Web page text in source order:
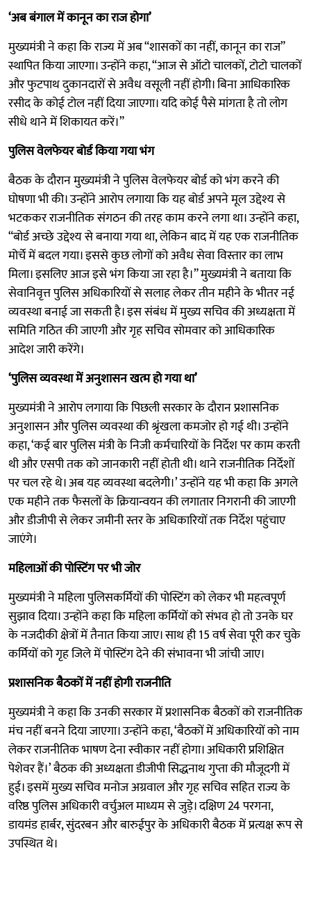
‘अब बंगाल में कानून का राज होगा’
मुख्यमंत्री ने कहा कि राज्य में अब “शासकों का नहीं, कानून का राज”
स्थापित किया जाएगा। उन्होंने कहा, “आज से ऑटो चालकों, टोटो चालकों
और फुटपाथ दुकानदारों से अवैध वसूली नहीं होगी। बिना आधिकारिक
रसीद के कोई टोल नहीं दिया जाएगा। यदि कोई पैसे मांगता है तो लोग
सीधे थाने में शिकायत करें।”
पुलिस वेलफेयर बोर्ड किया गया भंग
बैठक के दौरान मुख्यमंत्री ने पुलिस वेलफेयर बोर्ड को भंग करने की
घोषणा भी की। उन्होंने आरोप लगाया कि यह बोर्ड अपने मूल उद्देश्य से
भटककर राजनीतिक संगठन की तरह काम करने लगा था। उन्होंने कहा,
“बोर्ड अच्छे उद्देश्य से बनाया गया था, लेकिन बाद में यह एक राजनीतिक
मोर्चे में बदल गया। इससे कुछ लोगों को अवैध सेवा विस्तार का लाभ
मिला। इसलिए आज इसे भंग किया जा रहा है।” मुख्यमंत्री ने बताया कि
सेवानिवृत्त पुलिस अधिकारियों से सलाह लेकर तीन महीने के भीतर नई
व्यवस्था बनाई जा सकती है। इस संबंध में मुख्य सचिव की अध्यक्षता में
समिति गठित की जाएगी और गृह सचिव सोमवार को आधिकारिक
आदेश जारी करेंगे।
‘पुलिस व्यवस्था में अनुशासन खत्म हो गया था’
मुख्यमंत्री ने आरोप लगाया कि पिछली सरकार के दौरान प्रशासनिक
अनुशासन और पुलिस व्यवस्था की श्रृंखला कमजोर हो गई थी। उन्होंने
कहा, ‘कई बार पुलिस मंत्री के निजी कर्मचारियों के निर्देश पर काम करती
थी और एसपी तक को जानकारी नहीं होती थी। थाने राजनीतिक निर्देशों
पर चल रहे थे। अब यह व्यवस्था बदलेगी।’ उन्होंने यह भी कहा कि अगले
एक महीने तक फैसलों के क्रियान्वयन की लगातार निगरानी की जाएगी
और डीजीपी से लेकर जमीनी स्तर के अधिकारियों तक निर्देश पहुंचाए
जाएंगे।
महिलाओं की पोस्टिंग पर भी जोर
मुख्यमंत्री ने महिला पुलिसकर्मियों की पोस्टिंग को लेकर भी महत्वपूर्ण
सुझाव दिया। उन्होंने कहा कि महिला कर्मियों को संभव हो तो उनके घर
के नजदीकी क्षेत्रों में तैनात किया जाए। साथ ही 15 वर्ष सेवा पूरी कर चुके
कर्मियों को गृह जिले में पोस्टिंग देने की संभावना भी जांची जाए।
प्रशासनिक बैठकों में नहीं होगी राजनीति
मुख्यमंत्री ने कहा कि उनकी सरकार में प्रशासनिक बैठकों को राजनीतिक
मंच नहीं बनने दिया जाएगा। उन्होंने कहा, ‘बैठकों में अधिकारियों को नाम
लेकर राजनीतिक भाषण देना स्वीकार नहीं होगा। अधिकारी प्रशिक्षित
पेशेवर हैं।’ बैठक की अध्यक्षता डीजीपी सिद्धनाथ गुप्ता की मौजूदगी में
हुई। इसमें मुख्य सचिव मनोज अग्रवाल और गृह सचिव सहित राज्य के
वरिष्ठ पुलिस अधिकारी वर्चुअल माध्यम से जुड़े। दक्षिण 24 परगना,
डायमंड हार्बर, सुंदरबन और बारुईपुर के अधिकारी बैठक में प्रत्यक्ष रूप से
उपस्थित थे।